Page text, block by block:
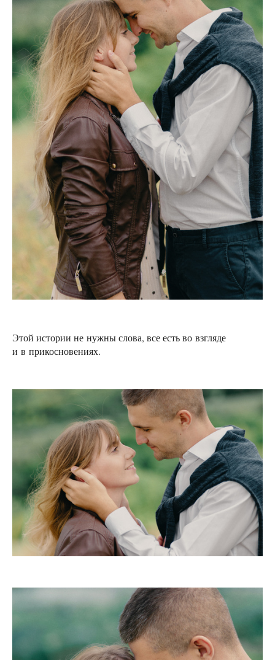
Этой истории не нужны слова, все есть во взгляде
и в прикосновениях.